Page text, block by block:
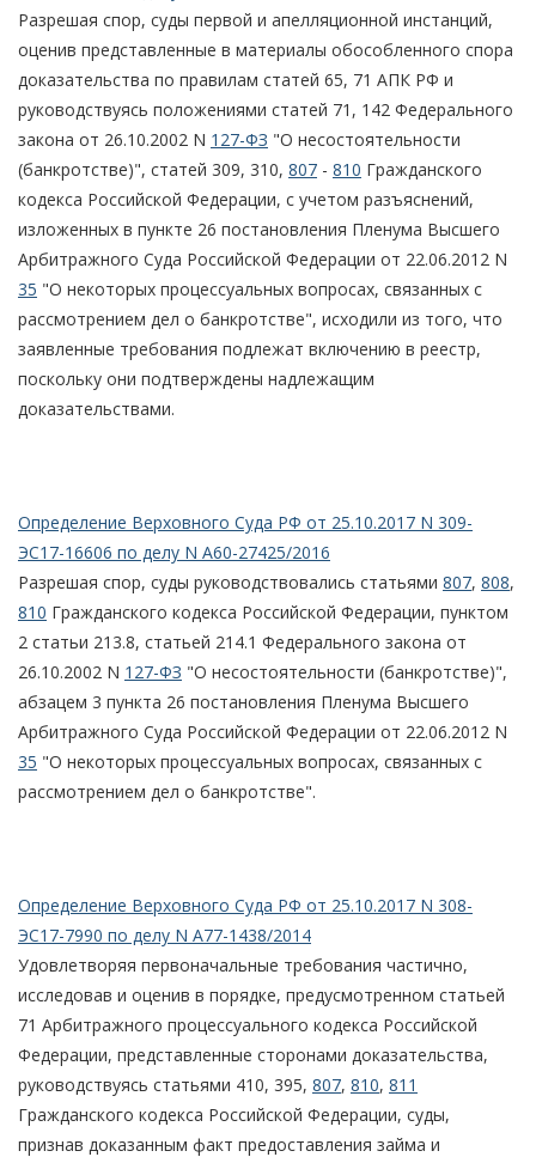
Разрешая спор, суды первой и апелляционной инстанций,
оценив представленные в материалы обособленного спора
доказательства по правилам статей 65, 71 АПК РФ и
руководствуясь положениями статей 71, 142 Федерального
закона от 26.10.2002 N 127-ФЗ "О несостоятельности
(банкротстве)", статей 309, 310, 807 - 810 Гражданского
кодекса Российской Федерации, с учетом разъяснений,
изложенных в пункте 26 постановления Пленума Высшего
Арбитражного Суда Российской Федерации от 22.06.2012 N
35 "О некоторых процессуальных вопросах, связанных с
рассмотрением дел о банкротстве", исходили из того, что
заявленные требования подлежат включению в реестр,
поскольку они подтверждены надлежащим
доказательствами.
Определение Верховного Суда РФ от 25.10.2017 N 309-
ЭС17-16606 по делу N А60-27425/2016
Разрешая спор, суды руководствовались статьями 807, 808,
810 Гражданского кодекса Российской Федерации, пунктом
2 статьи 213.8, статьей 214.1 Федерального закона от
26.10.2002 N 127-ФЗ "О несостоятельности (банкротстве)",
абзацем 3 пункта 26 постановления Пленума Высшего
Арбитражного Суда Российской Федерации от 22.06.2012 N
35 "О некоторых процессуальных вопросах, связанных с
рассмотрением дел о банкротстве".
Определение Верховного Суда РФ от 25.10.2017 N 308-
ЭС17-7990 по делу N А77-1438/2014
Удовлетворяя первоначальные требования частично,
исследовав и оценив в порядке, предусмотренном статьей
71 Арбитражного процессуального кодекса Российской
Федерации, представленные сторонами доказательства,
руководствуясь статьями 410, 395, 807, 810, 811
Гражданского кодекса Российской Федерации, суды,
признав доказанным факт предоставления займа и